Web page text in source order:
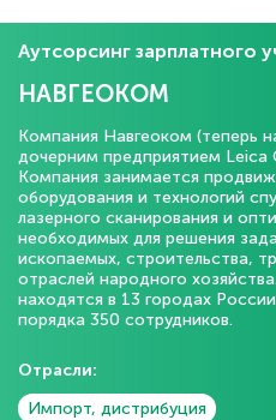
Аутсорсинг зарплатного
НАВГЕОКОМ
Компания Навгеоком (теперь
дочерним предприятием Leica
Компания занимается
оборудования и технологий
лазерного сканирования и
необходимых для решения
ископаемых, строительства,
отраслей народного
находятся в 13 городах
порядка 350 сотрудников.
Отрасли:
Импорт, дистрибуция